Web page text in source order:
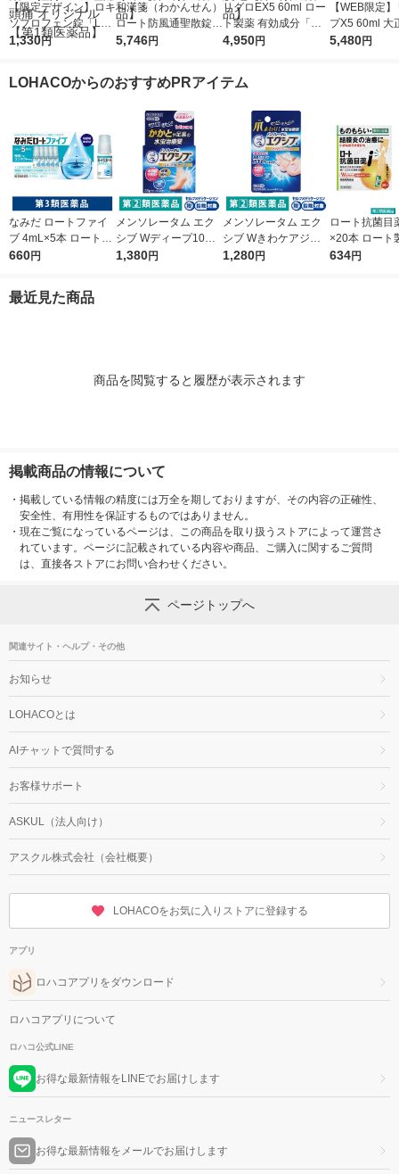
【限定デザイン】ロキ
ソプロフェン錠「L
S」 解熱鎮痛剤 12錠
頭痛 オリジナル【第1
1,330円
和漢箋（わかんせん）
ロート防風通聖散錠満
量a 372錠 ロート製薬
5,746円
リグロEX5 60ml ロー
ト製薬 有効成分「ミ
ノキシジル」を国内最
4,950円
【WEB限定
プX5 60ml 大
ミノキシジル
5,480円
LOHACOからのおすすめPRアイテム
なみだ ロートファイ
ブ 4mL×5本 ロート製
薬 目薬 乾き目 疲れ目
660円
メンソレータム エク
シブ Wディープ10ク
リーム ロート製薬★
1,380円
メンソレータム エク
シブ Wきわケアジェ
ル 15g ロート製薬 ★
1,280円
ロート抗菌目
×20本 ロート
薬 ものもらい
634円
最近見た商品
商品を閲覧すると履歴が表示されます
掲載商品の情報について
・ 掲載している情報の精度には万全を期しておりますが、その内容の正確性、
安全性、有用性を保証するものではありません。
・ 現在ご覧になっているページは、この商品を取り扱うストアによって運営さ
れています。ページに記載されている内容や商品、ご購入に関するご質問
は、直接各ストアにお問い合わせください。
ページトップへ
関連サイト・ヘルプ・その他
お知らせ
LOHACOとは
AIチャットで質問する
お客様サポート
ASKUL（法人向け）
アスクル株式会社（会社概要）
LOHACOをお気に入りストアに登録する
アプリ
ロハコアプリをダウンロード
ロハコアプリについて
ロハコ公式LINE
お得な最新情報をLINEでお届けします
ニュースレター
お得な最新情報をメールでお届けします